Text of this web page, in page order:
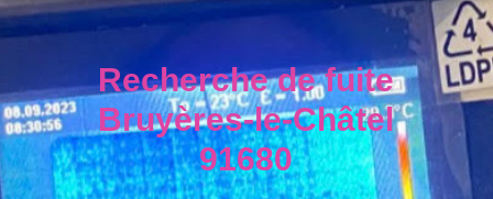
Recherche de fuite
Bruyères-le-Châtel
91680